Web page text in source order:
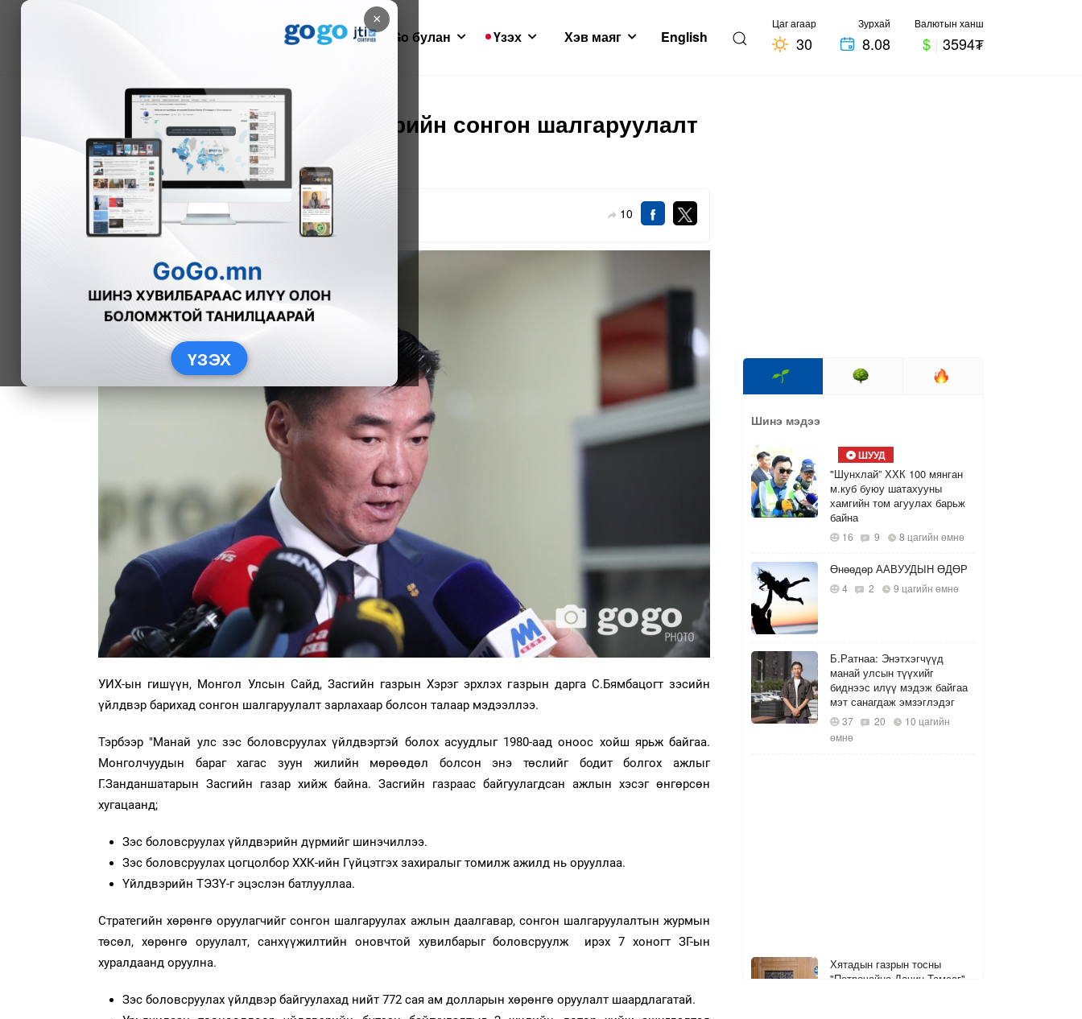
×
ҮЗЭХ
Мэдээ GoGo булан Үзэх Хэв маяг English
Цаг агаар
30
Зурхай
8.08
Валютын ханш
$ | 3594₮
Зэс боловсруулах үйлдвэрийн сонгон шалгаруулалт
зарлана
Б.Нямдарь Эдийн засаг 2025-12-02 10
УИХ-ын гишүүн, Монгол Улсын Сайд, Засгийн газрын Xэрэг эрхлэх газрын дарга С.Бямбацогт зэсийн
үйлдвэр барихад сонгон шалгаруулалт зарлахаар болсон талаар мэдээллээ.
Тэрбээр "Манай улс зэс боловсруулах үйлдвэртэй болох асуудлыг 1980-аад оноос хойш ярьж байгаа.
Монголчуудын бараг хагас зуун жилийн мөрөөдөл болсон энэ төслийг бодит болгох ажлыг
Г.Занданшатарын Засгийн газар хийж байна. Засгийн газраас байгуулагдсан ажлын хэсэг өнгөрсөн
хугацаанд;
Зэс боловсруулах үйлдвэрийн дүрмийг шинэчиллээ.
Зэс боловсруулах цогцолбор ХХК-ийн Гүйцэтгэх захиралыг томилж ажилд нь орууллаа.
Үйлдвэрийн ТЭЗҮ-г эцэслэн батлууллаа.
Стратегийн хөрөнгө оруулагчийг сонгон шалгаруулах ажлын даалгавар, сонгон шалгаруулалтын журмын
төсөл, хөрөнгө оруулалт, санхүүжилтийн оновчтой хувилбарыг боловсруулж ирэх 7 хоногт ЗГ-ын
хуралдаанд оруулна.
Зэс боловсруулах үйлдвэр байгуулахад нийт 772 сая ам долларын хөрөнгө оруулалт шаардлагатай.
Шинэ мэдээ
ШУУД
"Шунхлай” ХХК 100 мянган
м.куб буюу шатахууны
хамгийн том агуулах барьж
байна
16 9 8 цагийн өмнө
Өнөөдөр ААВУУДЫН ӨДӨР
4 2 9 цагийн өмнө
Б.Ратнаа: Энэтхэгчүүд
манай улсын түүхийг
биднээс илүү мэдэж байгаа
мэт санагдаж эмзэглэдэг
37 20
10 цагийн
өмнө
Хятадын газрын тосны
"Петрочайна Дачин Тамсаг"